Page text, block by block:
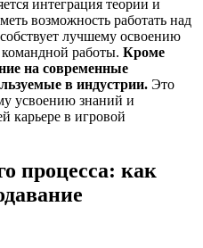
интеграция теории и
возможность работать над
лучшему освоению
работы. Кроме
на современные
в индустрии. Это
усвоению знаний и
карьере в игровой
процесса: как